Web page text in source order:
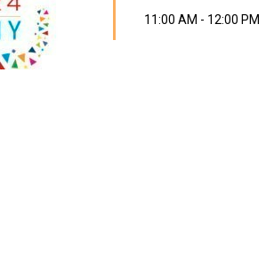
11:00 AM - 12:00 PM